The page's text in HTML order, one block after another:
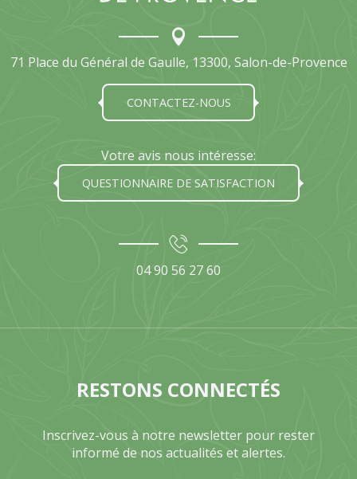
71 Place du Général de Gaulle, 13300, Salon-de-Provence
CONTACTEZ-NOUS
Votre avis nous intéresse:
QUESTIONNAIRE DE SATISFACTION
04 90 56 27 60
RESTONS CONNECTÉS
Inscrivez-vous à notre newsletter pour rester
informé de nos actualités et alertes.